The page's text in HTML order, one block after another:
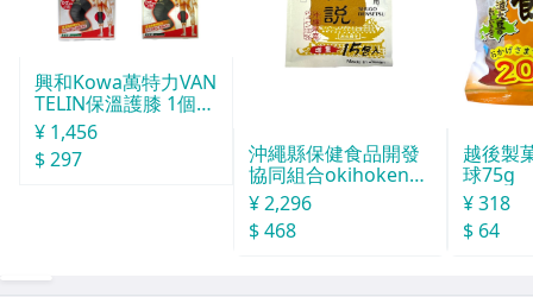
興和Kowa萬特力VAN
TELIN保溫護膝 1個入
L
¥ 1,456
$ 297
沖繩縣保健食品開發
協同組合okihoken琉
球酒豪傳說 15包入
¥ 2,296
$ 468
越後製
球75g
¥ 318
$ 64